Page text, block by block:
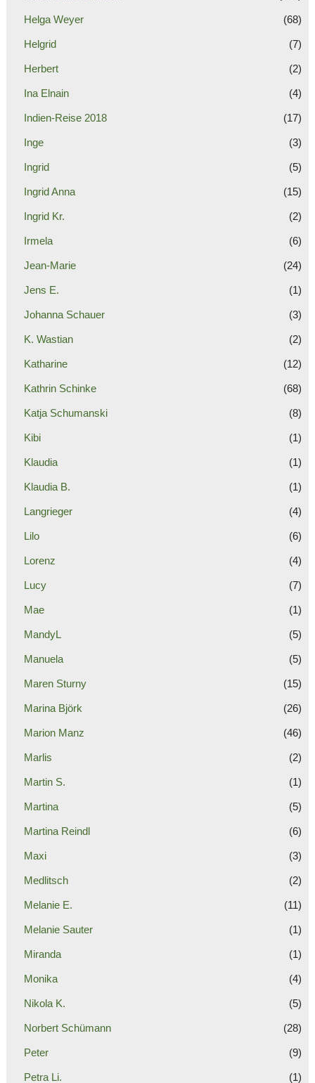
Helga Weyer (68)
Helgrid (7)
Herbert (2)
Ina Elnain (4)
Indien-Reise 2018 (17)
Inge (3)
Ingrid (5)
Ingrid Anna (15)
Ingrid Kr. (2)
Irmela (6)
Jean-Marie (24)
Jens E. (1)
Johanna Schauer (3)
K. Wastian (2)
Katharine (12)
Kathrin Schinke (68)
Katja Schumanski (8)
Kibi (1)
Klaudia (1)
Klaudia B. (1)
Langrieger (4)
Lilo (6)
Lorenz (4)
Lucy (7)
Mae (1)
MandyL (5)
Manuela (5)
Maren Sturny (15)
Marina Björk (26)
Marion Manz (46)
Marlis (2)
Martin S. (1)
Martina (5)
Martina Reindl (6)
Maxi (3)
Medlitsch (2)
Melanie E. (11)
Melanie Sauter (1)
Miranda (1)
Monika (4)
Nikola K. (5)
Norbert Schümann (28)
Peter (9)
Petra Li. (1)